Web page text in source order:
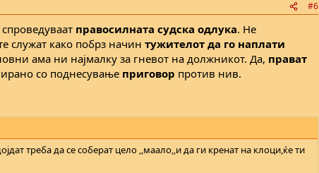
#6
правосилната судска одлука. Не
служат како побрз начин тужителот да го наплати
ама ни најмалку за гневот на должникот. Да, прават
со поднесување приговор против нив.
треба да се соберат цело ,,маало,,и да ги кренат на клоци,ќе ти